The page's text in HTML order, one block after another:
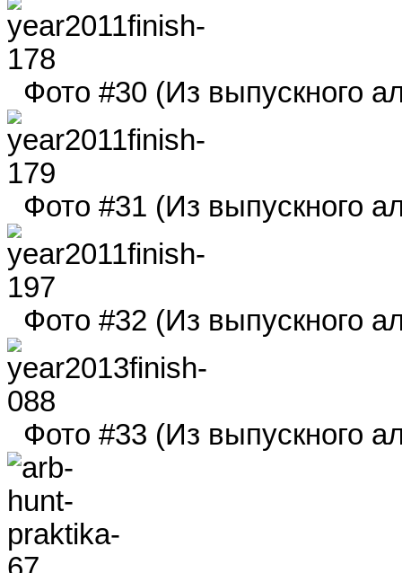
Фото #30 (Из выпускного
Фото #31 (Из выпускного
Фото #32 (Из выпускного
Фото #33 (Из выпускного